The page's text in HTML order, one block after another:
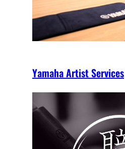
Yamaha Artist Services